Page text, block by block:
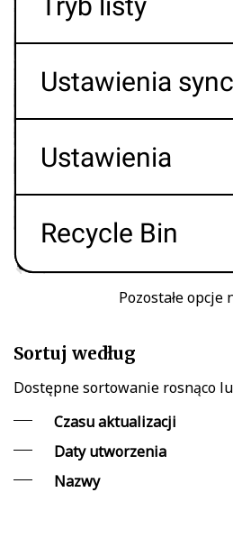
Pozostałe opcje
Sortuj według
Dostępne sortowanie rosnąco
Czasu aktualizacji
Daty utworzenia
Nazwy